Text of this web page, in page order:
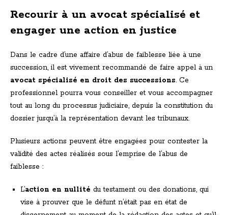
Recourir à un avocat spécialisé et
engager une action en justice
Dans le cadre d’une affaire d’abus de faiblesse liée à une
succession, il est vivement recommandé de faire appel à un
avocat spécialisé en droit des successions. Ce
professionnel pourra vous conseiller et vous accompagner
tout au long du processus judiciaire, depuis la constitution du
dossier jusqu’à la représentation devant les tribunaux.
Plusieurs actions peuvent être engagées pour contester la
validité des actes réalisés sous l’emprise de l’abus de
faiblesse :
L’action en nullité du testament ou des donations, qui
vise à prouver que le défunt n’était pas en état de